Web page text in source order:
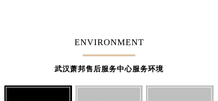
ENVIRONMENT
武汉萧邦售后服务中心服务环境